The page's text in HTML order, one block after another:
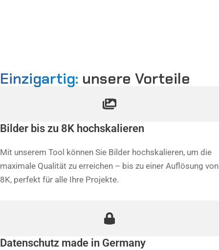
Einzigartig: unsere Vorteile
Bilder bis zu 8K hochskalieren
Mit unserem Tool können Sie Bilder hochskalieren, um die
maximale Qualität zu erreichen – bis zu einer Auflösung von
8K, perfekt für alle Ihre Projekte.
Datenschutz made in Germany